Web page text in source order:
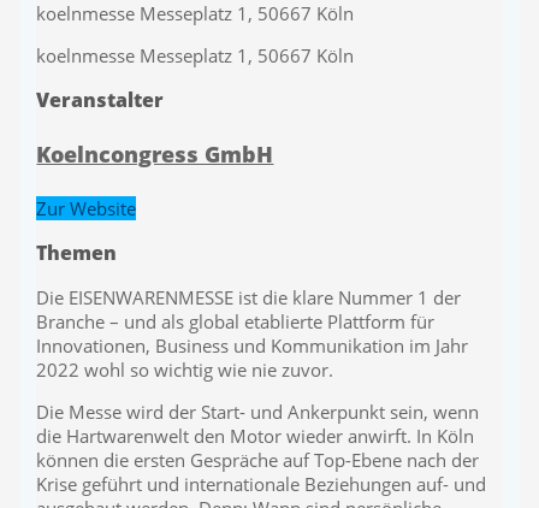
koelnmesse Messeplatz 1, 50667 Köln
koelnmesse Messeplatz 1, 50667 Köln
Veranstalter
Koelncongress GmbH
Zur Website
Themen
Die EISENWARENMESSE ist die klare Nummer 1 der
Branche – und als global etablierte Plattform für
Innovationen, Business und Kommunikation im Jahr
2022 wohl so wichtig wie nie zuvor.
Die Messe wird der Start- und Ankerpunkt sein, wenn
die Hartwarenwelt den Motor wieder anwirft. In Köln
können die ersten Gespräche auf Top-Ebene nach der
Krise geführt und internationale Beziehungen auf- und